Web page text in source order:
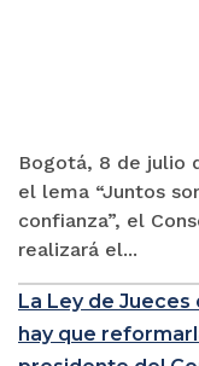
Bogotá, 8 de julio
el lema “Juntos
confianza”, el
realizará el...
La Ley de Jueces
hay que